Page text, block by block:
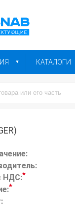
КАТАЛОГИ
НДС:*
*